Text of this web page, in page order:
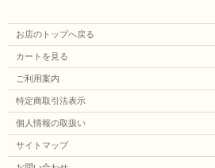
お店のトップへ戻る
カートを見る
ご利用案内
特定商取引法表示
個人情報の取扱い
サイトマップ